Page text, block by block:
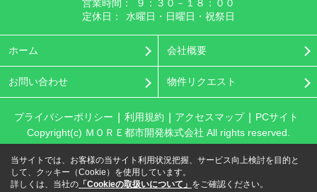
営業時間：
９：３０－１８：００
定休日：
水曜日・日曜日・祝祭日
ホーム 会社概要
お問い合わせ 物件リクエスト
プライバシーポリシー 利用規約 アクセスマップ
PCサイト
Copyright(c) ＭＯＲＥ都市開発株式会社 All rights reserved.
当サイトでは、お客様の当サイト利用状況把握、サービス向上検討を目的と
して、クッキー（Cookie）を使用しています。
詳しくは、当社の 「Cookieの取扱いについて」 をご確認ください。